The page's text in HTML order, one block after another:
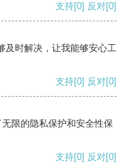
支持[0] 反对[0]
及时解决，让我能够安心工
支持[0] 反对[0]
限的隐私保护和安全性保
支持[0] 反对[0]